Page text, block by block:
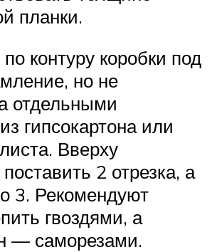
планки.
контуру коробки под
но не
отдельными
гипсокартона или
Вверху
2 отрезка, а
3. Рекомендуют
гвоздями, а
— саморезами.